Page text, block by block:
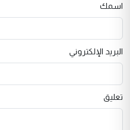
اسمك
البريد الإلكتروني
تعليق